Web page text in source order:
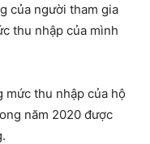
của người tham gia
thu nhập của mình
mức thu nhập của hộ
năm 2020 được